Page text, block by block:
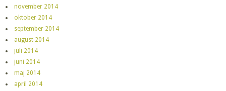
november 2014
oktober 2014
september 2014
august 2014
juli 2014
juni 2014
maj 2014
april 2014